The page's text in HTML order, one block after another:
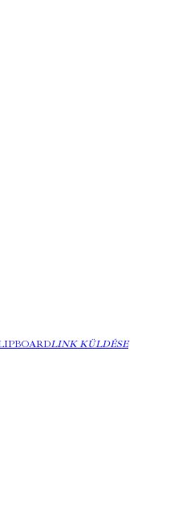
LINK KÜLDÉSE